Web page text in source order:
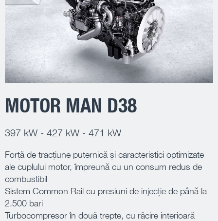
MOTOR MAN D38
397 kW - 427 kW - 471 kW
Forță de tracțiune puternică și caracteristici optimizate
ale cuplului motor, împreună cu un consum redus de
combustibil
Sistem Common Rail cu presiuni de injecție de până la
2.500 bari
Turbocompresor în două trepte, cu răcire interioară